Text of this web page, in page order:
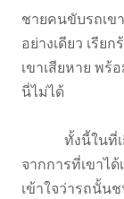
ชายคนขับรถเข
อย่างเดียว เรีย
เขาเสียหาย พ
นี่ไม่ได้
ทั้งนี้ในที่เกิด
จากการที่เขาไ
เข้าใจว่ารถนั้น